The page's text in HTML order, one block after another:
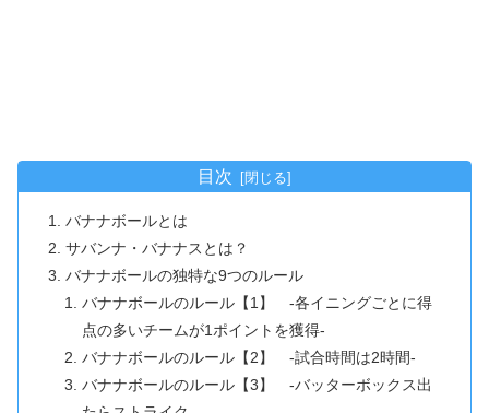
目次
バナナボールとは
サバンナ・バナナスとは？
バナナボールの独特な9つのルール
バナナボールのルール【1】 -各イニングごとに得
点の多いチームが1ポイントを獲得-
バナナボールのルール【2】 -試合時間は2時間-
バナナボールのルール【3】 -バッターボックス出